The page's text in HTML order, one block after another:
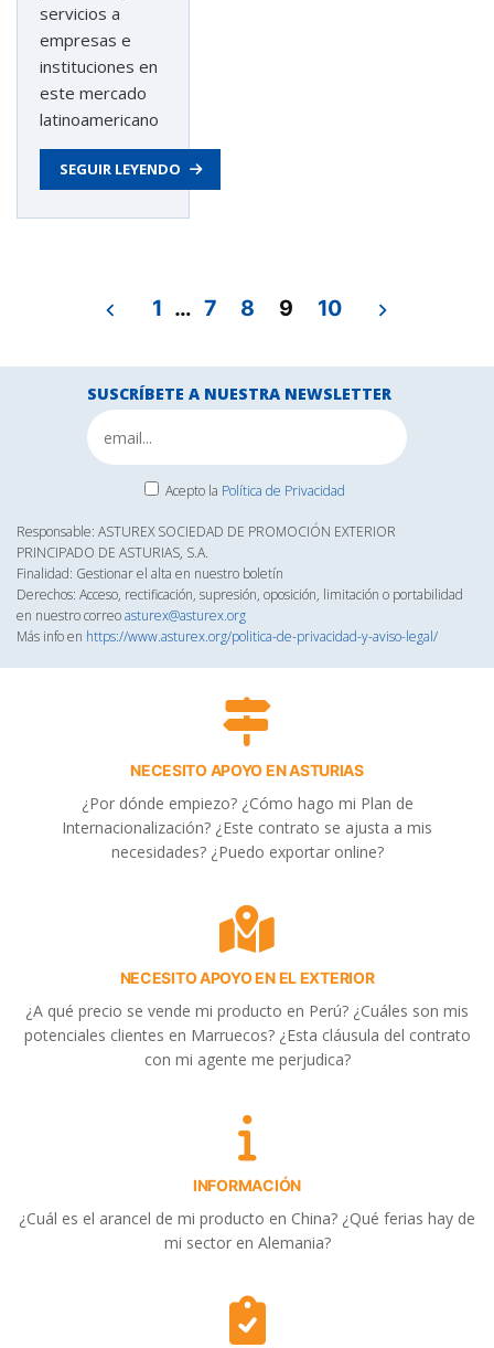
servicios a
empresas e
instituciones en
este mercado
latinoamericano
SEGUIR LEYENDO
Navegación
entradas
1 … 7 8 9 10
SUSCRÍBETE A NUESTRA NEWSLETTER
Acepto la Política de Privacidad
Responsable: ASTUREX SOCIEDAD DE PROMOCIÓN EXTERIOR
PRINCIPADO DE ASTURIAS, S.A.
Finalidad: Gestionar el alta en nuestro boletín
Derechos: Acceso, rectificación, supresión, oposición, limitación o portabilidad
en nuestro correoasturex@asturex.org
Más info en https://www.asturex.org/politica-de-privacidad-y-aviso-legal/
NECESITO APOYO EN ASTURIAS
¿Por dónde empiezo? ¿Cómo hago mi Plan de
Internacionalización? ¿Este contrato se ajusta a mis
necesidades? ¿Puedo exportar online?
NECESITO APOYO EN EL EXTERIOR
¿A qué precio se vende mi producto en Perú? ¿Cuáles son mis
potenciales clientes en Marruecos? ¿Esta cláusula del contrato
con mi agente me perjudica?
INFORMACIÓN
¿Cuál es el arancel de mi producto en China? ¿Qué ferias hay de
mi sector en Alemania?